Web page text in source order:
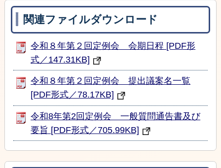
関連ファイルダウンロード
令和８年第２回定例会 会期日程 [PDF形
式／147.31KB]
令和８年第２回定例会 提出議案名一覧
[PDF形式／78.17KB]
令和8年第2回定例会 一般質問通告書及び
要旨 [PDF形式／705.99KB]